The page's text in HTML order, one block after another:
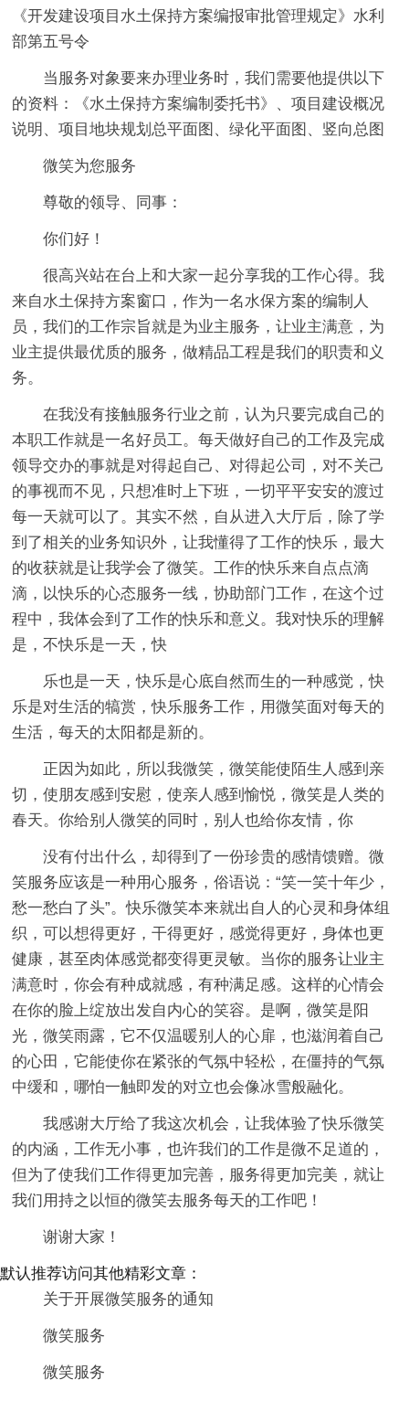
《开发建设项目水土保持方案编报审批管理规定》水利
部第五号令
当服务对象要来办理业务时，我们需要他提供以下
的资料：《水土保持方案编制委托书》、项目建设概况
说明、项目地块规划总平面图、绿化平面图、竖向总图
微笑为您服务
尊敬的领导、同事：
你们好！
很高兴站在台上和大家一起分享我的工作心得。我
来自水土保持方案窗口，作为一名水保方案的编制人
员，我们的工作宗旨就是为业主服务，让业主满意，为
业主提供最优质的服务，做精品工程是我们的职责和义
务。
在我没有接触服务行业之前，认为只要完成自己的
本职工作就是一名好员工。每天做好自己的工作及完成
领导交办的事就是对得起自己、对得起公司，对不关己
的事视而不见，只想准时上下班，一切平平安安的渡过
每一天就可以了。其实不然，自从进入大厅后，除了学
到了相关的业务知识外，让我懂得了工作的快乐，最大
的收获就是让我学会了微笑。工作的快乐来自点点滴
滴，以快乐的心态服务一线，协助部门工作，在这个过
程中，我体会到了工作的快乐和意义。我对快乐的理解
是，不快乐是一天，快
乐也是一天，快乐是心底自然而生的一种感觉，快
乐是对生活的犒赏，快乐服务工作，用微笑面对每天的
生活，每天的太阳都是新的。
正因为如此，所以我微笑，微笑能使陌生人感到亲
切，使朋友感到安慰，使亲人感到愉悦，微笑是人类的
春天。你给别人微笑的同时，别人也给你友情，你
没有付出什么，却得到了一份珍贵的感情馈赠。微
笑服务应该是一种用心服务，俗语说：“笑一笑十年少，
愁一愁白了头”。快乐微笑本来就出自人的心灵和身体组
织，可以想得更好，干得更好，感觉得更好，身体也更
健康，甚至肉体感觉都变得更灵敏。当你的服务让业主
满意时，你会有种成就感，有种满足感。这样的心情会
在你的脸上绽放出发自内心的笑容。是啊，微笑是阳
光，微笑雨露，它不仅温暖别人的心扉，也滋润着自己
的心田，它能使你在紧张的气氛中轻松，在僵持的气氛
中缓和，哪怕一触即发的对立也会像冰雪般融化。
我感谢大厅给了我这次机会，让我体验了快乐微笑
的内涵，工作无小事，也许我们的工作是微不足道的，
但为了使我们工作得更加完善，服务得更加完美，就让
我们用持之以恒的微笑去服务每天的工作吧！
谢谢大家！
默认推荐访问其他精彩文章：
关于开展微笑服务的通知
微笑服务
微笑服务